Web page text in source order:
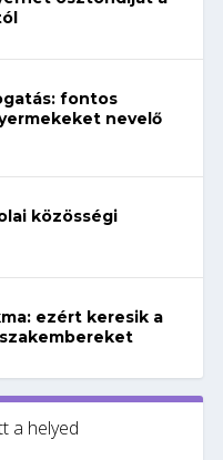
fontos
nevelő
közösségi
ezért keresik a
a helyed